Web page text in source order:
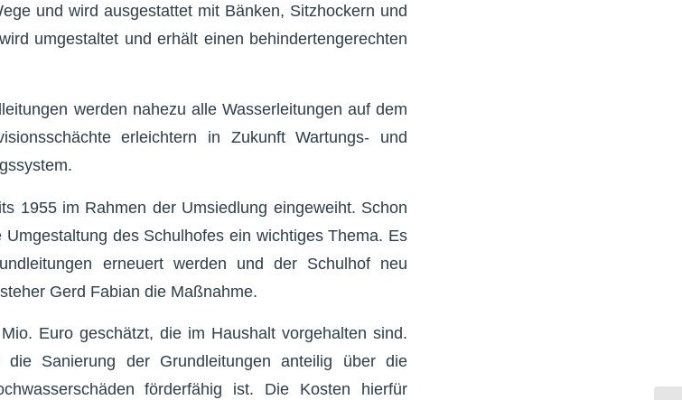
und wird ausgestattet mit Bänken, Sitzhockern und
umgestaltet und erhält einen behindertengerechten
werden nahezu alle Wasserleitungen auf dem
erleichtern in Zukunft Wartungs- und
1955 im Rahmen der Umsiedlung eingeweiht. Schon
des Schulhofes ein wichtiges Thema. Es
erneuert werden und der Schulhof neu
Gerd Fabian die Maßnahme.
Euro geschätzt, die im Haushalt vorgehalten sind.
Sanierung der Grundleitungen anteilig über die
förderfähig ist. Die Kosten hierfür